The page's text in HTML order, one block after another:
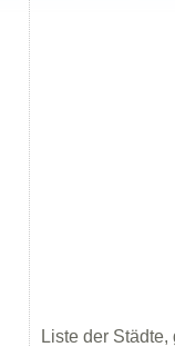
Liste der